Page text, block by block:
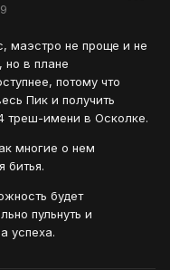
маэстро не проще и не
но в плане
потому что
Пик и получить
треш-имени в Осколке.
многие о нем
битья.
будет
пульнуть и
успеха.